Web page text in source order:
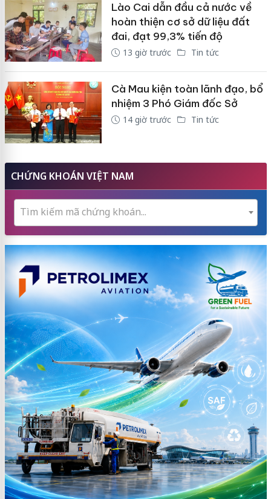
Lào Cai dẫn đầu cả nước về
hoàn thiện cơ sở dữ liệu đất
đai, đạt 99,3% tiến độ
13 giờ trước Tin tức
Cà Mau kiện toàn lãnh đạo, bổ
nhiệm 3 Phó Giám đốc Sở
14 giờ trước Tin tức
CHỨNG KHOÁN VIỆT NAM
Tìm kiếm mã chứng khoán...